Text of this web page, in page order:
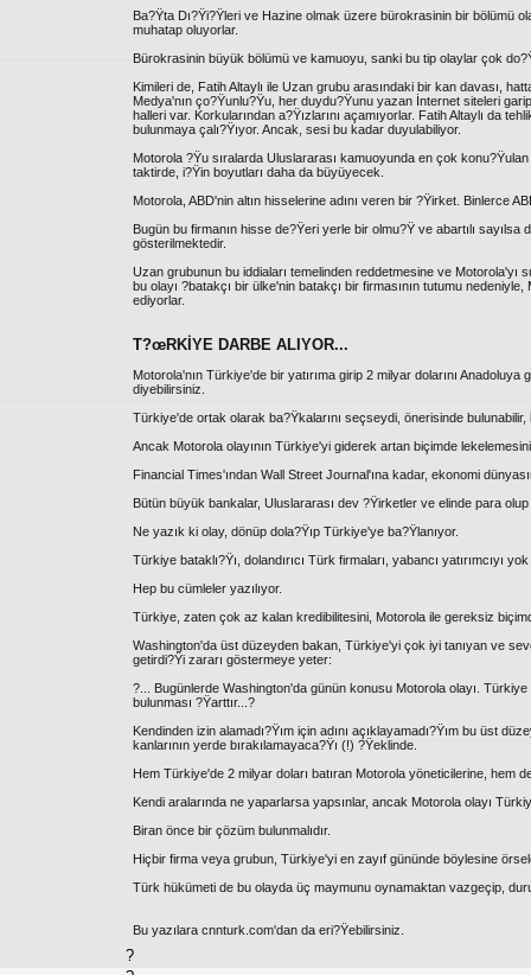
Ba?Ÿta Dı?Ÿi?Ÿleri ve Hazine olmak üzere bürokrasinin bir bölümü
muhatap oluyorlar.
Bürokrasinin büyük bölümü ve kamuoyu, sanki bu tip olaylar çok
Kimileri de, Fatih Altaylı ile Uzan grubu arasındaki bir kan davası,
Medya'nın ço?Ÿunlu?Ÿu, her duydu?Ÿunu yazan İnternet siteleri
halleri var. Korkularından a?Ÿızlarını açamıyorlar. Fatih Altaylı da
bulunmaya çalı?Ÿıyor. Ancak, sesi bu kadar duyulabiliyor.
Motorola ?Ÿu sıralarda Uluslararası kamuoyunda en çok
taktirde, i?Ÿin boyutları daha da büyüyecek.
Motorola, ABD'nin altın hisselerine adını veren bir ?Ÿirket. Binlerce
Bugün bu firmanın hisse de?Ÿeri yerle bir olmu?Ÿ ve abartılı
gösterilmektedir.
Uzan grubunun bu iddiaları temelinden reddetmesine ve Motorola'yı
bu olayı ?batakçı bir ülke'nin batakçı bir firmasının tutumu
ediyorlar.
T?œRKİYE DARBE ALIYOR...
Motorola'nın Türkiye'de bir yatırıma girip 2 milyar dolarını
diyebilirsiniz.
Türkiye'de ortak olarak ba?Ÿkalarını seçseydi, önerisinde
Ancak Motorola olayının Türkiye'yi giderek artan biçimde
Financial Times'ından Wall Street Journal'ına kadar, ekonomi
Bütün büyük bankalar, Uluslararası dev ?Ÿirketler ve elinde para
Ne yazık ki olay, dönüp dola?Ÿıp Türkiye'ye ba?Ÿlanıyor.
Türkiye bataklı?Ÿı, dolandırıcı Türk firmaları, yabancı yatırımcıyı
Hep bu cümleler yazılıyor.
Türkiye, zaten çok az kalan kredibilitesini, Motorola ile gereksiz
Washington'da üst düzeyden bakan, Türkiye'yi çok iyi tanıyan ve
getirdi?Ÿi zararı göstermeye yeter:
?... Bugünlerde Washington'da günün konusu Motorola olayı.
bulunması ?Ÿarttır...?
Kendinden izin alamadı?Ÿım için adını açıklayamadı?Ÿım bu üst
kanlarının yerde bırakılamayaca?Ÿı (!) ?Ÿeklinde.
Hem Türkiye'de 2 milyar doları batıran Motorola yöneticilerine, hem
Kendi aralarında ne yaparlarsa yapsınlar, ancak Motorola olayı
Biran önce bir çözüm bulunmalıdır.
Hiçbir firma veya grubun, Türkiye'yi en zayıf gününde böylesine
Türk hükümeti de bu olayda üç maymunu oynamaktan vazgeçip,
Bu yazılara cnnturk.com'dan da eri?Ÿebilirsiniz.
?